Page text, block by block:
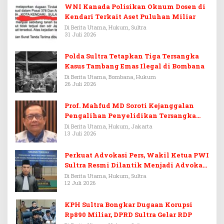
WNI Kanada Polisikan Oknum Dosen di
Kendari Terkait Aset Puluhan Miliar
Di Berita Utama, Hukum, Sultra
31 Juli 2026
Polda Sultra Tetapkan Tiga Tersangka
Kasus Tambang Emas Ilegal di Bombana
Di Berita Utama, Bombana, Hukum
26 Juli 2026
Prof. Mahfud MD Soroti Kejanggalan
Pengalihan Penyelidikan Tersangka
Febrie Adriansyah
Di Berita Utama, Hukum, Jakarta
13 Juli 2026
Perkuat Advokasi Pers, Wakil Ketua PWI
Sultra Resmi Dilantik Menjadi Advokat
PERADI
Di Berita Utama, Hukum, Sultra
12 Juli 2026
KPH Sultra Bongkar Dugaan Korupsi
Rp890 Miliar, DPRD Sultra Gelar RDP